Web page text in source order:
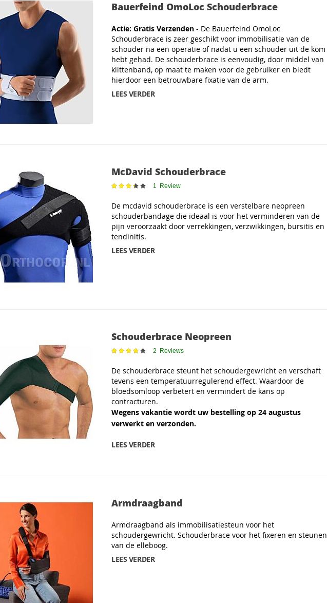
Bauerfeind OmoLoc Schouderbrace
Actie: Gratis Verzenden - De Bauerfeind OmoLoc
Schouderbrace is zeer geschikt voor immobilisatie van de
schouder na een operatie of nadat u een schouder uit de kom
hebt gehad. De schouderbrace is eenvoudig, door middel van
klittenband, op maat te maken voor de gebruiker en biedt
hierdoor een betrouwbare fixatie van de arm.
LEES VERDER
McDavid Schouderbrace
Waardering: 1 Review
De mcdavid schouderbrace is een verstelbare neopreen
schouderbandage die ideaal is voor het verminderen van de
pijn veroorzaakt door verrekkingen, verzwikkingen, bursitis en
tendinitis.
LEES VERDER
Schouderbrace Neopreen
Waardering:2 Reviews
De schouderbrace steunt het schoudergewricht en verschaft
tevens een temperatuurregulerend effect. Waardoor de
bloedsomloop verbetert en vermindert de kans op
contracturen.
Wegens vakantie wordt uw bestelling op 24 augustus
verwerkt en verzonden.
LEES VERDER
Armdraagband
Armdraagband als immobilisatiesteun voor het
schoudergewricht. Schouderbrace voor het fixeren en steunen
van de elleboog.
LEES VERDER